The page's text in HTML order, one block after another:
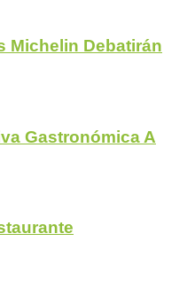
Michelin Debatirán
Gastronómica A